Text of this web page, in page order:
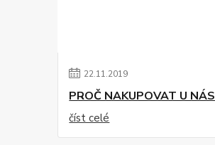
22.11.2019
PROČ NAKUPOVAT U NÁS
číst celé